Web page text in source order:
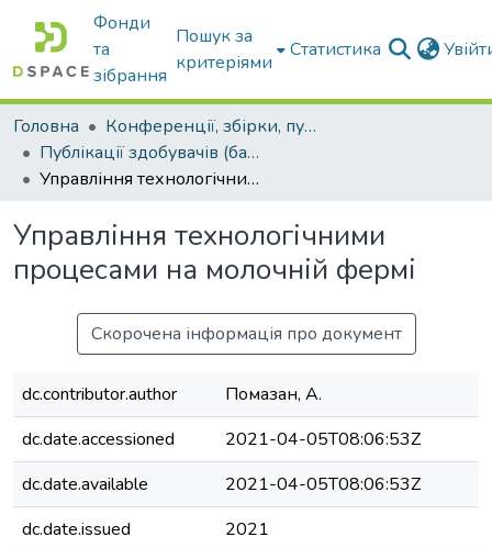
Фонди
та
зібрання
Пошук за
критеріями
Статистика
Головна
Конференції, збірки, публікації молодих вчених і здобувачів : магістрів, бакалаврів, аспірантів.
Публікації здобувачів (бакалаврів. магістрів, аспірантів)
Управління технологічними процесами на молочній фермі
Управління технологічними
процесами на молочній фермі
Скорочена інформація про документ
dc.contributor.author
Помазан, А.
dc.date.accessioned
2021-04-05T08:06:53Z
dc.date.available
2021-04-05T08:06:53Z
dc.date.issued
2021